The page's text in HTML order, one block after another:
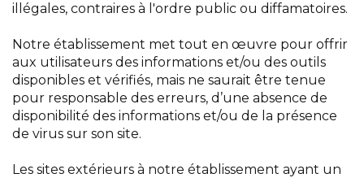
illégales, contraires à l'ordre public ou diffamatoires.
Notre établissement met tout en œuvre pour offrir
aux utilisateurs des informations et/ou des outils
disponibles et vérifiés, mais ne saurait être tenue
pour responsable des erreurs, d’une absence de
disponibilité des informations et/ou de la présence
de virus sur son site.
Les sites extérieurs à notre établissement ayant un